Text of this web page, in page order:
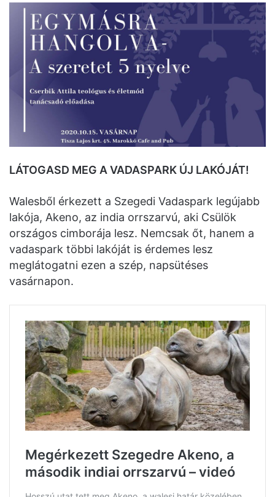
LÁTOGASD MEG A VADASPARK ÚJ LAKÓJÁT!
Walesből érkezett a Szegedi Vadaspark legújabb
lakója, Akeno, az india orrszarvú, aki Csülök
országos cimborája lesz. Nemcsak őt, hanem a
vadaspark többi lakóját is érdemes lesz
meglátogatni ezen a szép, napsütéses
vasárnapon.